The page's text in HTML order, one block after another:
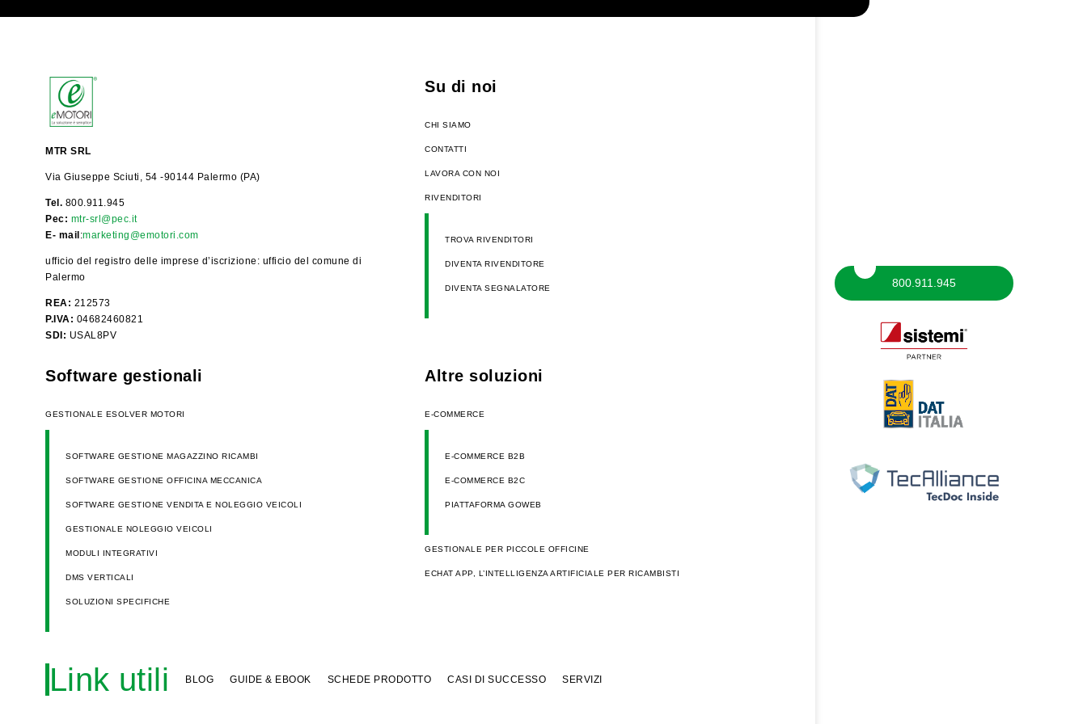
MTR SRL
Via Giuseppe Sciuti, 54 -90144 Palermo (PA)
Tel. 800.911.945
Pec: mtr-srl@pec.it
E- mail :marketing@emotori.com
ufficio del registro delle imprese d’iscrizione: ufficio del comune di
Palermo
REA: 212573
P.IVA: 04682460821
SDI: USAL8PV
Su di noi
CHI SIAMO
CONTATTI
LAVORA CON NOI
RIVENDITORI
TROVA RIVENDITORI
DIVENTA RIVENDITORE
DIVENTA SEGNALATORE
Software gestionali
GESTIONALE ESOLVER MOTORI
SOFTWARE GESTIONE MAGAZZINO RICAMBI
SOFTWARE GESTIONE OFFICINA MECCANICA
SOFTWARE GESTIONE VENDITA E NOLEGGIO VEICOLI
GESTIONALE NOLEGGIO VEICOLI
MODULI INTEGRATIVI
DMS VERTICALI
SOLUZIONI SPECIFICHE
Altre soluzioni
E-COMMERCE
E-COMMERCE B2B
E-COMMERCE B2C
PIATTAFORMA GOWEB
GESTIONALE PER PICCOLE OFFICINE
ECHAT APP, L’INTELLIGENZA ARTIFICIALE PER RICAMBISTI
Link utili BLOG GUIDE & EBOOK SCHEDE PRODOTTO CASI DI SUCCESSO SERVIZI
800.911.945